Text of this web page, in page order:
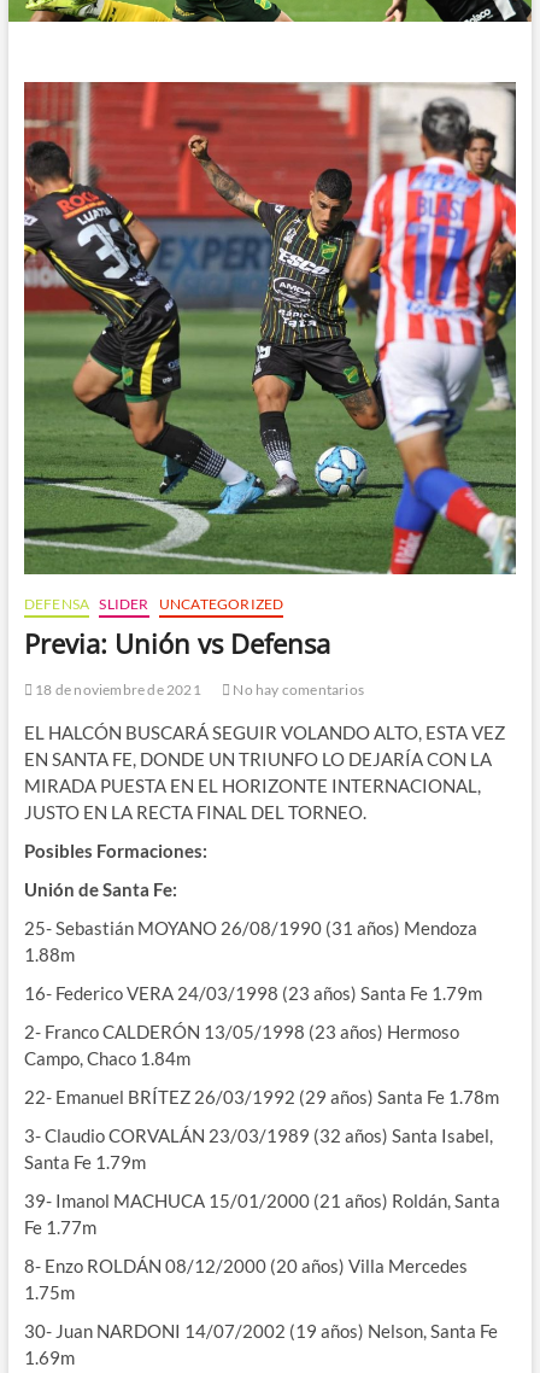
DEFENSA SLIDER UNCATEGORIZED
Previa: Unión vs Defensa
18 de noviembre de 2021 No hay comentarios
EL HALCÓN BUSCARÁ SEGUIR VOLANDO ALTO, ESTA VEZ
EN SANTA FE, DONDE UN TRIUNFO LO DEJARÍA CON LA
MIRADA PUESTA EN EL HORIZONTE INTERNACIONAL,
JUSTO EN LA RECTA FINAL DEL TORNEO.
Posibles Formaciones:
Unión de Santa Fe:
25- Sebastián MOYANO 26/08/1990 (31 años) Mendoza
1.88m
16- Federico VERA 24/03/1998 (23 años) Santa Fe 1.79m
2- Franco CALDERÓN 13/05/1998 (23 años) Hermoso
Campo, Chaco 1.84m
22- Emanuel BRÍTEZ 26/03/1992 (29 años) Santa Fe 1.78m
3- Claudio CORVALÁN 23/03/1989 (32 años) Santa Isabel,
Santa Fe 1.79m
39- Imanol MACHUCA 15/01/2000 (21 años) Roldán, Santa
Fe 1.77m
8- Enzo ROLDÁN 08/12/2000 (20 años) Villa Mercedes
1.75m
30- Juan NARDONI 14/07/2002 (19 años) Nelson, Santa Fe
1.69m